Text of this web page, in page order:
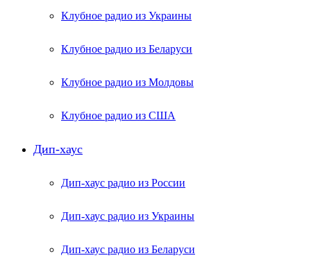
Клубное радио из Украины
Клубное радио из Беларуси
Клубное радио из Молдовы
Клубное радио из США
Дип-хаус
Дип-хаус радио из России
Дип-хаус радио из Украины
Дип-хаус радио из Беларуси